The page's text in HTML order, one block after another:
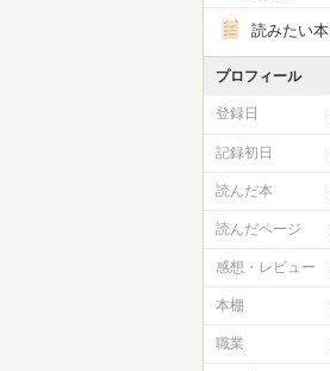
読みたい本
プロフィール
登録日
記録初日
読んだ本
読んだページ
感想・レビュー
本棚
職業